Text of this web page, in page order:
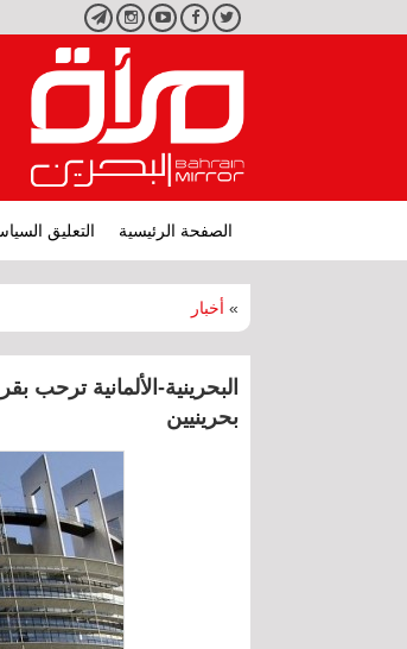
تويتر فيسبوكيوتيوبانستجرامتليجرام
الصفحة الرئيسية التعليق
» أخبار
البحرينية-الألمانية ترحب
بحرينيين